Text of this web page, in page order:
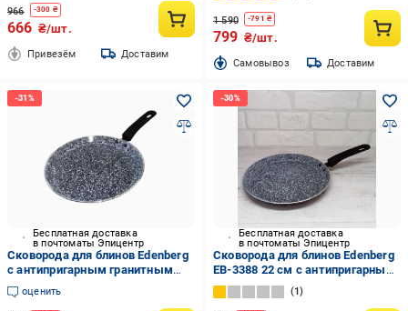
966 -300 ₴
666 ₴/шт.
Привезём Доставим
1 590 -791 ₴
799 ₴/шт.
Cамовывоз Доставим
Бесплатная доставка
в почтоматы Эпицентр
Сковорода для блинов Edenberg
с антипригарным гранитным
покрытием 20 см (EB-3387)
оценить
Бесплатная доставка
в почтоматы Эпицентр
Сковорода для блинов Edenberg
EB-3388 22 см с антипригарным
гранитным покрытием (EPI-
09112025-118)
1